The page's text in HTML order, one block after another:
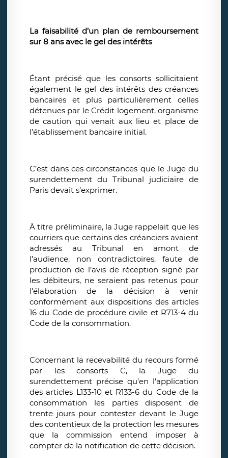
La faisabilité d’un plan de remboursement
sur 8 ans avec le gel des intérêts
Étant précisé que les consorts sollicitaient
également le gel des intérêts des créances
bancaires et plus particulièrement celles
détenues par le Crédit logement, organisme
de caution qui venait aux lieu et place de
l’établissement bancaire initial.
C’est dans ces circonstances que le Juge du
surendettement du Tribunal judiciaire de
Paris devait s’exprimer.
À titre préliminaire, la Juge rappelait que les
courriers que certains des créanciers avaient
adressés au Tribunal en amont de
l’audience, non contradictoires, faute de
production de l’avis de réception signé par
les débiteurs, ne seraient pas retenus pour
l’élaboration de la décision à venir
conformément aux dispositions des articles
16 du Code de procédure civile et R713-4 du
Code de la consommation.
Concernant la recevabilité du recours formé
par les consorts C, la Juge du
surendettement précise qu’en l’application
des articles L133-10 et R133-6 du Code de la
consommation les parties disposent de
trente jours pour contester devant le Juge
des contentieux de la protection les mesures
que la commission entend imposer à
compter de la notification de cette décision.